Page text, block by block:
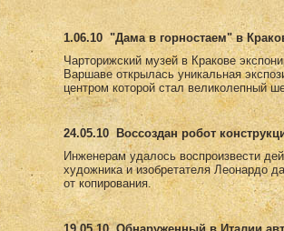
1.06.10 "Дама в горностаем" в
Чарторижский музей в Кракове
Варшаве открылась уникальная
центром которой стал великолепный
24.05.10
Воссоздан робот
Инженерам удалось воспроизвести
художника и изобретателя Леонардо
от копирования.